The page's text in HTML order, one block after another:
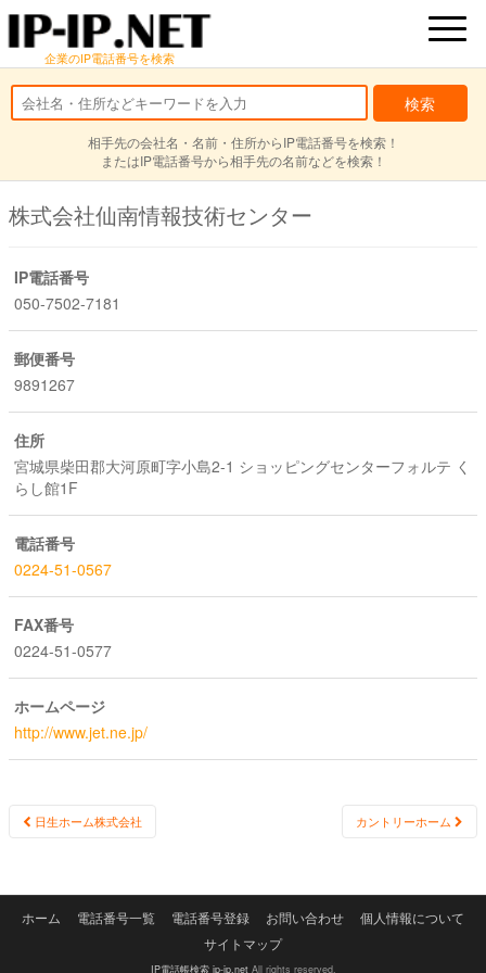
企業のIP電話番号を検索
相手先の会社名・名前・住所からIP電話番号を検索！
またはIP電話番号から相手先の名前などを検索！
株式会社仙南情報技術センター
IP電話番号
050-7502-7181
郵便番号
9891267
住所
宮城県柴田郡大河原町字小島2-1 ショッピングセンターフォルテ く
らし館1F
電話番号
0224-51-0567
FAX番号
0224-51-0577
ホームページ
http://www.jet.ne.jp/
Post
日生ホーム株式会社 カントリーホーム
ホーム 電話番号一覧 電話番号登録 お問い合わせ
個人情報について
サイトマップ
IP電話帳検索 ip-ip.netAll rights reserved.